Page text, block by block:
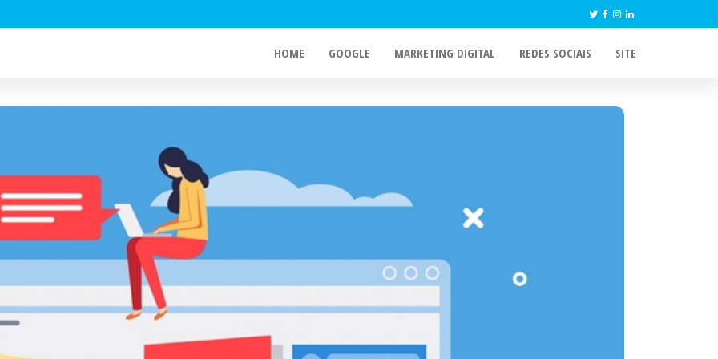
HOME GOOGLE MARKETING DIGITAL REDES SOCIAIS SITE